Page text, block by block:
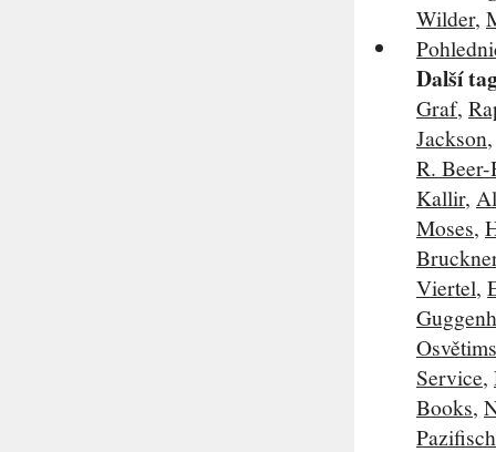
Wilder,
Další
Graf,
Jackson
R.
Kallir,
Moses,
Viertel,
Service,
Books,